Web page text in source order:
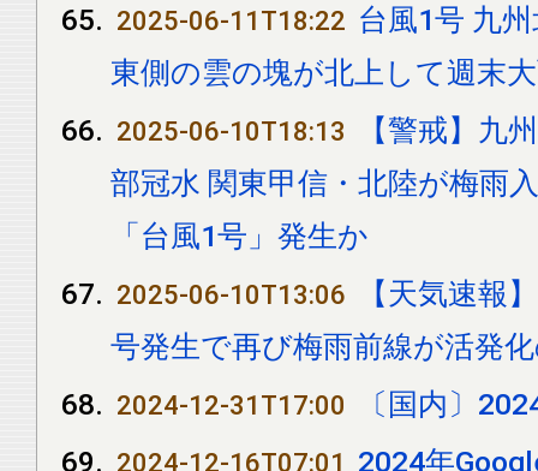
2025-06-11T18:22 台風1号 九
東側の雲の塊が北上して週末
2025-06-10T18:13
【警戒】九
部冠水 関東甲信・北陸が梅雨
「台風1号」発生か
2025-06-10T13:06
【天気速報
号発生で再び梅雨前線が活発
2024-12-31T17:00 〔国内〕
2024-12-16T07:01 2024年